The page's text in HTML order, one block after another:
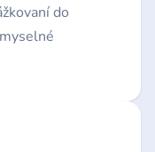
do